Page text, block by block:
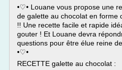
•♡• Louane vous propose une
de galette au chocolat en forme
!! Une recette facile et rapide
gouter ! Et Louane devra
questions pour être élue reine
•♡•
RECETTE galette au chocolat :